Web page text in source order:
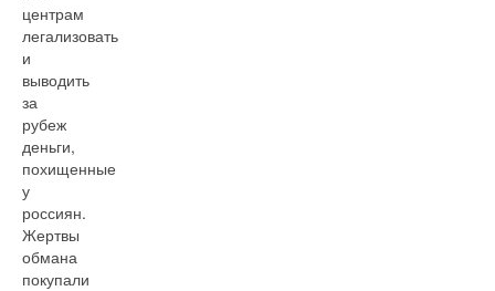
центрам
легализовать
и
выводить
за
рубеж
деньги,
похищенные
у
россиян.
Жертвы
обмана
покупали